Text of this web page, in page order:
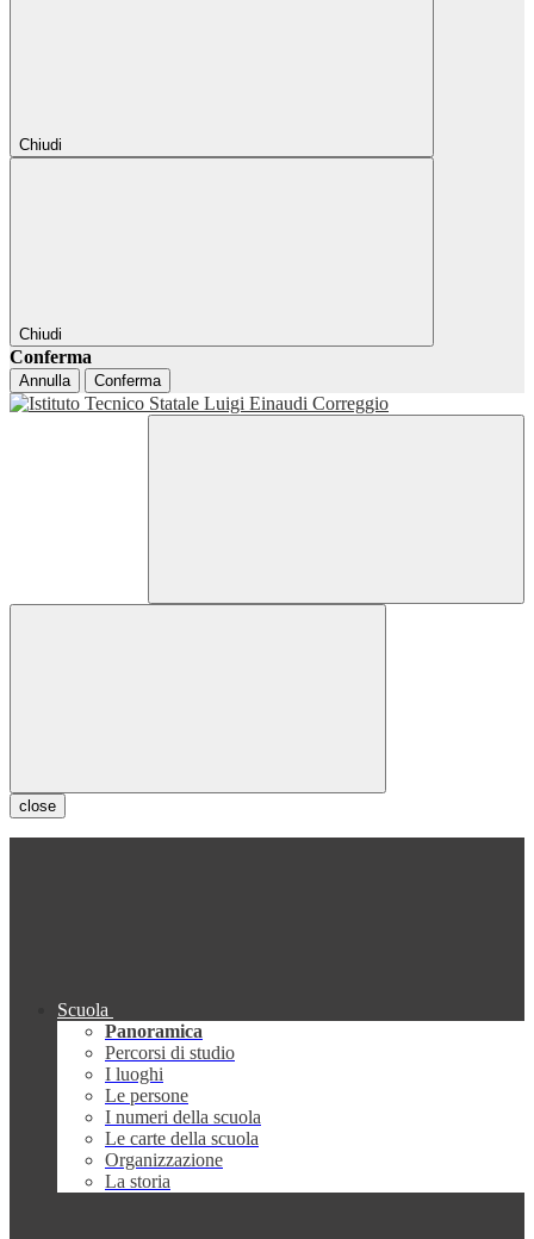
Chiudi
Chiudi
Conferma
Annulla Conferma
close
Scuola
Panoramica
Percorsi di studio
I luoghi
Le persone
I numeri della scuola
Le carte della scuola
Organizzazione
La storia